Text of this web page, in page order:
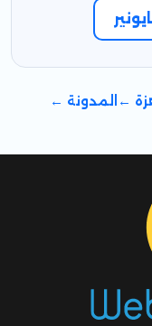
← المدونة ←